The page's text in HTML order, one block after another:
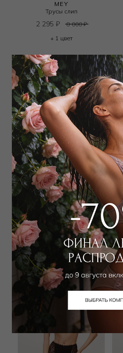
MEY
Трусы слип
2 295 ₽ 8 000₽
+ 1 цвет
MEY
Трусы слип
4 050 6 500₽